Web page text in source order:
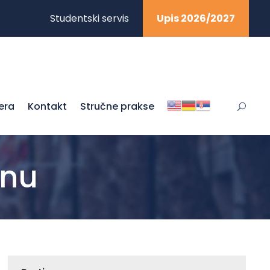
Studentski servis Upis 2026/2027
Kontakt Stručne prakse